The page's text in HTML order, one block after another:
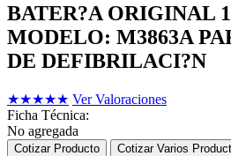
BATER?A ORIGINAL
MODELO: M3863A
DE DEFIBRILACI?N
★★★★★ Ver Valoraciones
Ficha Técnica:
No agregada
Cotizar Producto Cotizar Varios